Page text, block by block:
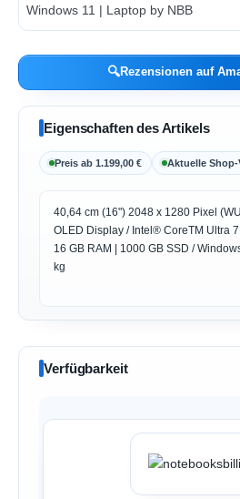
🔍Rezensionen auf
Eigenschaften des Artikels
Preis ab 1.199,00 € Aktuelle
40,64 cm (16") 2048 x 1280 Pixel
OLED Display / Intel® CoreTM Ultra
16 GB RAM | 1000 GB SSD /
kg
Verfügbarkeit